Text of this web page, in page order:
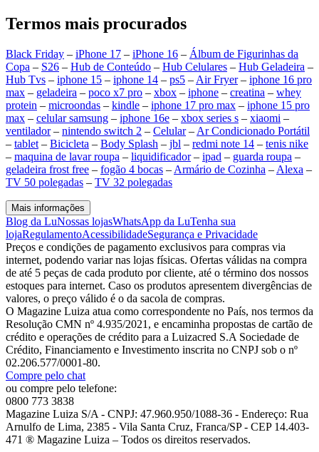
Termos mais procurados
Black Friday – iPhone 17 – iPhone 16 – Álbum de Figurinhas da
Copa – S26 – Hub de Conteúdo – Hub Celulares – Hub Geladeira –
Hub Tvs – iphone 15 – iphone 14 – ps5 – Air Fryer– iphone 16 pro
max – geladeira – poco x7 pro – xbox – iphone – creatina – whey
protein – microondas – kindle – iphone 17 pro max – iphone 15 pro
max – celular samsung – iphone 16e – xbox series s – xiaomi –
ventilador– nintendo switch 2 – Celular– Ar Condicionado Portátil
– tablet – Bicicleta – Body Splash – jbl – redmi note 14 – tenis nike
– maquina de lavar roupa – liquidificador– ipad – guarda roupa –
geladeira frost free – fogão 4 bocas – Armário de Cozinha – Alexa –
TV 50 polegadas – TV 32 polegadas
Mais informações
Blog da LuNossas lojasWhatsApp da LuTenha sua
lojaRegulamentoAcessibilidadeSegurança e Privacidade
Preços e condições de pagamento exclusivos para compras via
internet, podendo variar nas lojas físicas. Ofertas válidas na compra
de até 5 peças de cada produto por cliente, até o término dos nossos
estoques para internet. Caso os produtos apresentem divergências de
valores, o preço válido é o da sacola de compras.
O Magazine Luiza atua como correspondente no País, nos termos da
Resolução CMN nº 4.935/2021, e encaminha propostas de cartão de
crédito e operações de crédito para a Luizacred S.A Sociedade de
Crédito, Financiamento e Investimento inscrita no CNPJ sob o nº
02.206.577/0001-80.
Compre pelo chat
ou compre pelo telefone:
0800 773 3838
Magazine Luiza S/A - CNPJ: 47.960.950/1088-36 - Endereço: Rua
Arnulfo de Lima, 2385 - Vila Santa Cruz, Franca/SP - CEP 14.403-
471 ® Magazine Luiza – Todos os direitos reservados.